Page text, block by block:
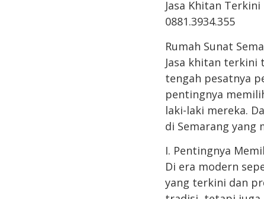
Jasa Khitan
0881.3934.355
Rumah Sunat
Jasa khitan terkini
tengah pesatnya
pentingnya
laki-laki mereka.
di Semarang yang
I. Pentingnya
Di era modern
yang terkini dan